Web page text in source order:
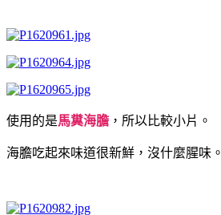
使用的是馬糞海膽 ，所以比較小片。
海膽吃起來味道很新鮮，沒什麼腥味。